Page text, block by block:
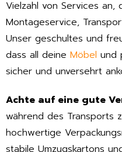
Vielzahl von Services an,
Montageservice,
Unser geschultes und
dass all deine Möbel und
sicher und unversehrt
Achte auf eine gute
während des Transports
hochwertige
stabile Umzugskartons